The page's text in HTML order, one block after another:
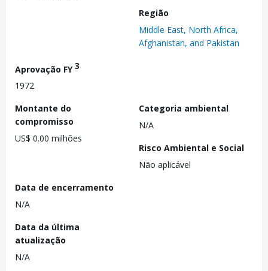
Região
Middle East, North Africa,
Afghanistan, and Pakistan
Aprovação FY3
1972
Montante do
compromisso
US$ 0.00 milhões
Categoria ambiental
N/A
Risco Ambiental e Social
Não aplicável
Data de encerramento
N/A
Data da última
atualização
N/A